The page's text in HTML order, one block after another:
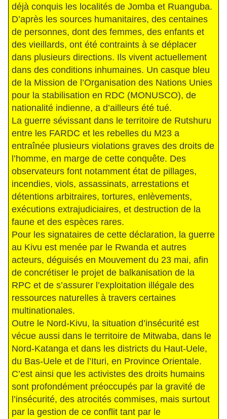
déjà conquis les localités de Jomba et Ruanguba.
D’après les sources humanitaires, des centaines
de personnes, dont des femmes, des enfants et
des vieillards, ont été contraints à se déplacer
dans plusieurs directions. Ils vivent actuellement
dans des conditions inhumaines. Un casque bleu
de la Mission de l’Organisation des Nations Unies
pour la stabilisation en RDC (MONUSCO), de
nationalité indienne, a d’ailleurs été tué.
La guerre sévissant dans le territoire de Rutshuru
entre les FARDC et les rebelles du M23 a
entraînée plusieurs violations graves des droits de
l’homme, en marge de cette conquête. Des
observateurs font notamment état de pillages,
incendies, viols, assassinats, arrestations et
détentions arbitraires, tortures, enlèvements,
exécutions extrajudiciaires, et destruction de la
faune et des espèces rares.
Pour les signataires de cette déclaration, la guerre
au Kivu est menée par le Rwanda et autres
acteurs, déguisés en Mouvement du 23 mai, afin
de concrétiser le projet de balkanisation de la
RPC et de s’assurer l’exploitation illégale des
ressources naturelles à travers certaines
multinationales.
Outre le Nord-Kivu, la situation d’insécurité est
vécue aussi dans le territoire de Mitwaba, dans le
Nord-Katanga et dans les districts du Haut-Uele,
du Bas-Uele et de l’Ituri, en Province Orientale.
C’est ainsi que les activistes des droits humains
sont profondément préoccupés par la gravité de
l’insécurité, des atrocités commises, mais surtout
par la gestion de ce conflit tant par le